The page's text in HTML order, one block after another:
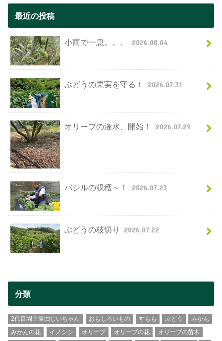
最近の投稿
小雨で一息。。。 2026.08.04
ぶどうの果実を守る！ 2026.07.31
オリーブの潅水、開始！ 2026.07.29
バジルの収穫～！ 2026.07.23
ぶどうの枝切り 2026.07.22
分類
2代目園主勝由じいちゃん おもしろいもの すもも ぶどう
みかん
みかんの花
イノシシ オリーブ オリーブの花
オリーブの苗木